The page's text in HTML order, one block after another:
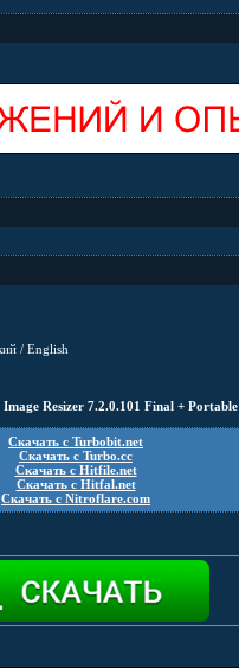
/ English
Resizer 7.2.0.101 Final + Portable
Скачать с Turbobit.net
Скачать с Turbo.cc
Скачать с Hitfile.net
Скачать с Hitfal.net
Скачать с Nitroflare.com